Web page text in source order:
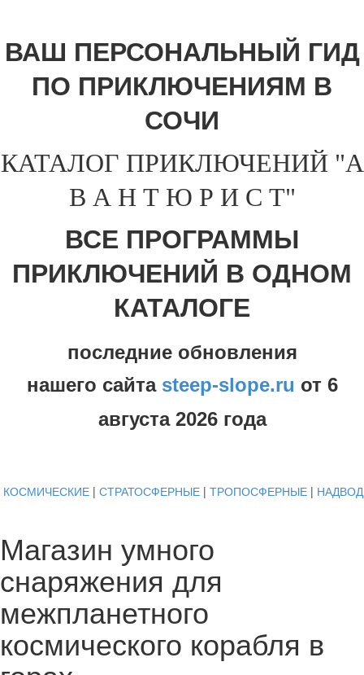
ВАШ ПЕРСОНАЛЬНЫЙ ГИД
ПО ПРИКЛЮЧЕНИЯМ В
СОЧИ
КАТАЛОГ ПРИКЛЮЧЕНИЙ "А
В А Н Т Ю Р И С Т"
ВСЕ ПРОГРАММЫ
ПРИКЛЮЧЕНИЙ В ОДНОМ
КАТАЛОГЕ
последние обновления
нашего сайта steep-slope.ru от 6
августа 2026 года
КОСМИЧЕСКИЕ | СТРАТОСФЕРНЫЕ | ТРОПОСФЕРНЫЕ |
Магазин умного
снаряжения для
межпланетного
космического корабля в